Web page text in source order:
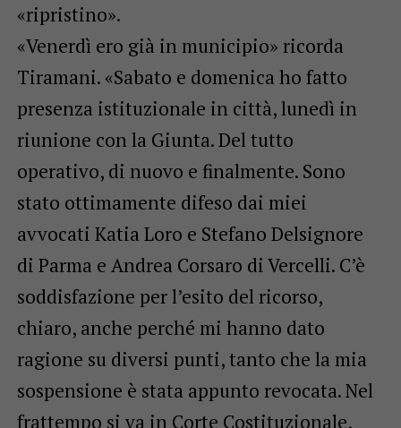
«ripristino».
«Venerdì ero già in municipio» ricorda
Tiramani. «Sabato e domenica ho fatto
presenza istituzionale in città, lunedì in
riunione con la Giunta. Del tutto
operativo, di nuovo e finalmente. Sono
stato ottimamente difeso dai miei
avvocati Katia Loro e Stefano Delsignore
di Parma e Andrea Corsaro di Vercelli. C’è
soddisfazione per l’esito del ricorso,
chiaro, anche perché mi hanno dato
ragione su diversi punti, tanto che la mia
sospensione è stata appunto revocata. Nel
frattempo si va in Corte Costituzionale,